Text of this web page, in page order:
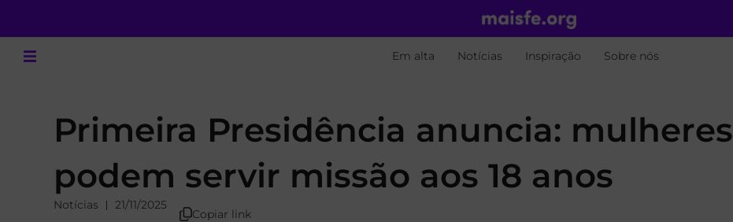
Em alta Notícias Inspiração Sobre nós
Primeira Presidência anuncia: mulheres
podem servir missão aos 18 anos
Notícias 21/11/2025
Copiar link